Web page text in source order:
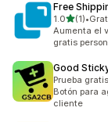
Free
1.0de 5
(1)
1 reseñas en
•
Aumenta el
gratis
Good
Prueba
Botón para
cliente